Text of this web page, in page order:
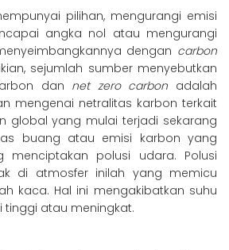
pilihan, mengurangi emisi
angka nol atau mengurangi
dengan carbon
sejumlah sumber menyebutkan
dan net zero carbon adalah
mengenai netralitas karbon terkait
global yang mulai terjadi sekarang
buang atau emisi karbon yang
menciptakan polusi udara. Polusi
di atmosfer inilah yang memicu
kaca. Hal ini mengakibatkan suhu
atau meningkat.